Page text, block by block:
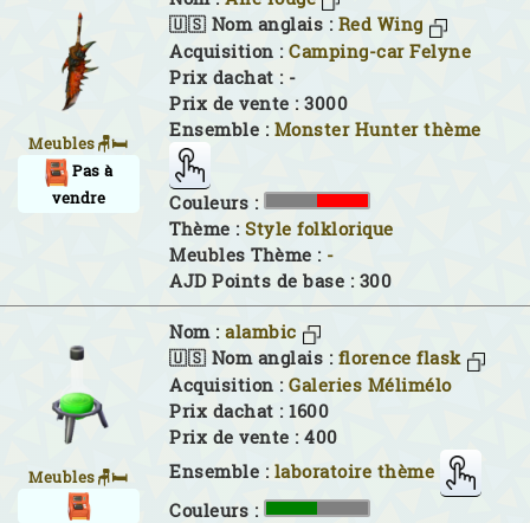
Meubles🪑🛏
Pas à
vendre
🇺🇸 Nom anglais : Red Wing
Acquisition : Camping-car Felyne
Prix dachat : -
Prix de vente : 3000
Ensemble : Monster Hunter thème
Couleurs :
Thème : Style folklorique
Meubles Thème : -
AJD Points de base : 300
Meubles🪑🛏
Nom : alambic
🇺🇸 Nom anglais : florence flask
Acquisition : Galeries Mélimélo
Prix dachat : 1600
Prix de vente : 400
Ensemble : laboratoire thème
Couleurs :